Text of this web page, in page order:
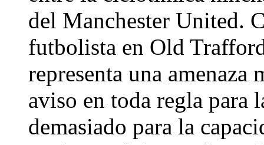
del Manchester United.
futbolista en Old
representa una amenaza
aviso en toda regla para
demasiado para la